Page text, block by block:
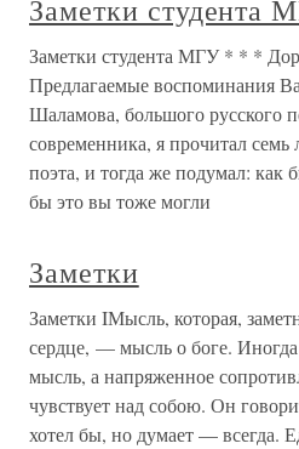
Заметки студента
Заметки студента МГУ * * *
Предлагаемые воспоминания
Шаламова, большого русского
современника, я прочитал
поэта, и тогда же подумал: как
бы это вы тоже могли
Заметки
Заметки IМысль, которая,
сердце, — мысль о боге. Иногда
мысль, а напряженное
чувствует над собою. Он
хотел бы, но думает — всегда.